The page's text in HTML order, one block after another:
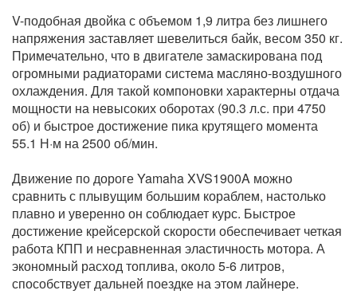
V-подобная двойка с объемом 1,9 литра без лишнего
напряжения заставляет шевелиться байк, весом 350 кг.
Примечательно, что в двигателе замаскирована под
огромными радиаторами система масляно-воздушного
охлаждения. Для такой компоновки характерны отдача
мощности на невысоких оборотах (90.3 л.с. при 4750
об) и быстрое достижение пика крутящего момента
55.1 Н·м на 2500 об/мин.
Движение по дороге Yamaha XVS1900A можно
сравнить с плывущим большим кораблем, настолько
плавно и уверенно он соблюдает курс. Быстрое
достижение крейсерской скорости обеспечивает четкая
работа КПП и несравненная эластичность мотора. А
экономный расход топлива, около 5-6 литров,
способствует дальней поездке на этом лайнере.